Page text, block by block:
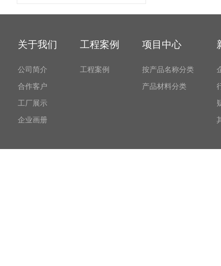
关于我们
公司简介
合作客户
工厂展示
企业画册
工程案例
工程案例
项目中心
按产品名称分类
产品材料分类